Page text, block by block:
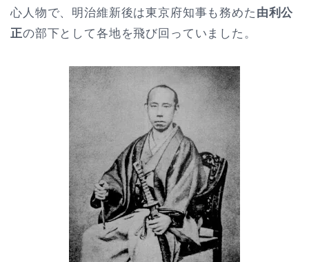
心人物で、明治維新後は東京府知事も務めた 由利公
正の部下として各地を飛び回っていました。